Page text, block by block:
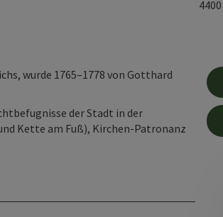
4400
wurde 1765–1778 von Gotthard
der Stadt in der
Kette am Fuß), Kirchen-Patronanz